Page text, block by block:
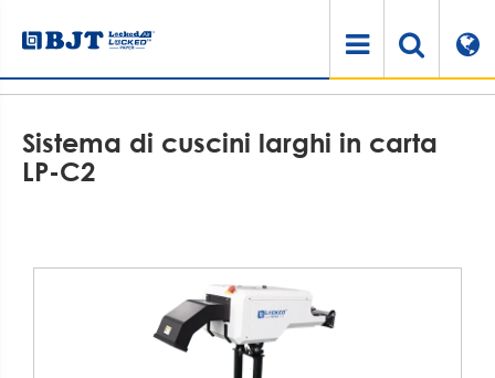
Macchina per l'ammortizzazione della carta
Sistema di cuscini larghi in carta
LP-C2